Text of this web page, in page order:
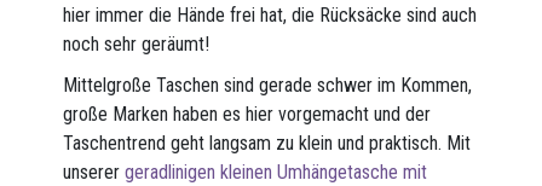
hier immer die Hände frei hat, die Rücksäcke sind auch
noch sehr geräumt!
Mittelgroße Taschen sind gerade schwer im Kommen,
große Marken haben es hier vorgemacht und der
Taschentrend geht langsam zu klein und praktisch. Mit
unserergeradlinigen kleinen Umhängetasche mit